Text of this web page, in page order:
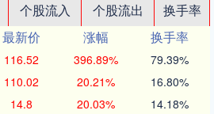
个股流入 个股流出
换手率
最新价 涨幅
换手率
116.52 396.89% 79.39%
110.02 20.21% 16.80%
14.8 20.03% 14.18%